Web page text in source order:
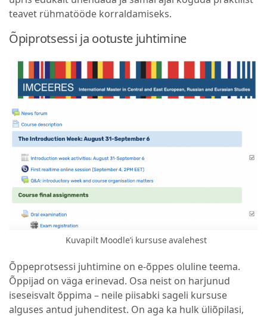
teavet rühmatööde korraldamiseks.
Õpiprotsessi ja ootuste juhtimine
Kuvapilt Moodle’i kursuse avalehest
Õppeprotsessi juhtimine on e-õppes oluline teema.
Õppijad on väga erinevad. Osa neist on harjunud
iseseisvalt õppima – neile piisabki sageli kursuse
alguses antud juhenditest. On aga ka hulk üliõpilasi,